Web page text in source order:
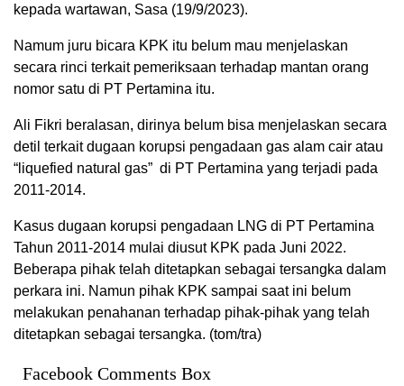
kepada wartawan, Sasa (19/9/2023).
Namum juru bicara KPK itu belum mau menjelaskan
secara rinci terkait pemeriksaan terhadap mantan orang
nomor satu di PT Pertamina itu.
Ali Fikri beralasan, dirinya belum bisa menjelaskan secara
detil terkait dugaan korupsi pengadaan gas alam cair atau
“liquefied natural gas” di PT Pertamina yang terjadi pada
2011-2014.
Kasus dugaan korupsi pengadaan LNG di PT Pertamina
Tahun 2011-2014 mulai diusut KPK pada Juni 2022.
Beberapa pihak telah ditetapkan sebagai tersangka dalam
perkara ini. Namun pihak KPK sampai saat ini belum
melakukan penahanan terhadap pihak-pihak yang telah
ditetapkan sebagai tersangka. (tom/tra)
Facebook Comments Box